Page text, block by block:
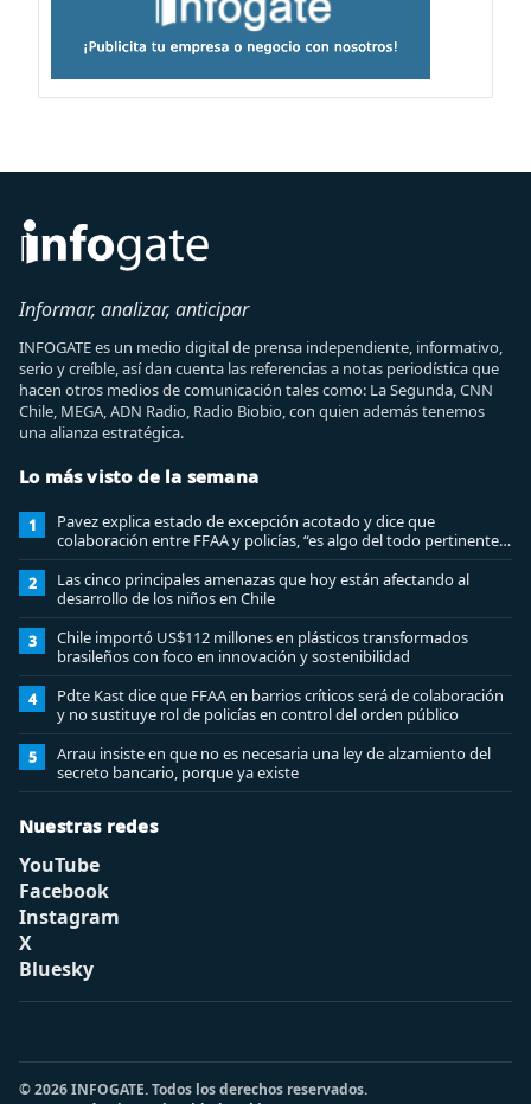
Informar, analizar, anticipar
INFOGATE es un medio digital de prensa independiente, informativo,
serio y creíble, así dan cuenta las referencias a notas periodística que
hacen otros medios de comunicación tales como: La Segunda, CNN
Chile, MEGA, ADN Radio, Radio Biobio, con quien además tenemos
una alianza estratégica.
Lo más visto de la semana
1
Pavez explica estado de excepción acotado y dice que
colaboración entre FFAA y policías, “es algo del todo pertinente
analizar”
2
Las cinco principales amenazas que hoy están afectando al
desarrollo de los niños en Chile
3
Chile importó US$112 millones en plásticos transformados
brasileños con foco en innovación y sostenibilidad
4
Pdte Kast dice que FFAA en barrios críticos será de colaboración
y no sustituye rol de policías en control del orden público
5
Arrau insiste en que no es necesaria una ley de alzamiento del
secreto bancario, porque ya existe
Nuestras redes
YouTube
Facebook
Instagram
X
Bluesky
© 2026 INFOGATE. Todos los derechos reservados.